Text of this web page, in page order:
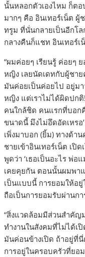
นั้นหลอกตัวเองไหม ก็ต
มากๆ คือ อินเทอร์เน็ต
ทรูม ที่นั่นกลายเป็นอีกโ
กลางคืนก็แชท อินเทอร์
“ผมค่อยๆ เรียนรู้ ค่อยๆ
หญิง เลยนัดเดทกับผู้ชาย
มันค่อยเป็นค่อยไป อยู่ม
หญิง แต่เราไม่ได้ผิดปก
คนใกล้ชิด คนแรกที่บอก
ขนาดนี้ มึงไม่อึดอัดเหรอ
เพิ่งมาบอก (ยิ้ม) ทางด้า
ชายเข้าอินเทอร์เน็ต เปิ
พูดว่า ‘เธอเป็นอะไร พ่อ
เคยคุยกัน ตอนนั้นผมพา
เป็นแบบนี้ การยอมให้อ
ถือเป็นการยอมรับผ่านก
“สิ่งแวดล้อมมีส่วนสำคัญ
ทำงานในสังคมที่ไม่ได้เ
มันค่อนข้างเปิด ถ้าอยู่ที่
การอยู่ในครอบครัวที่ยอ